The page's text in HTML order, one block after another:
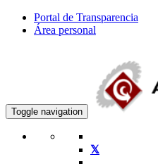
Portal de Transparencia
Área personal
Toggle navigation